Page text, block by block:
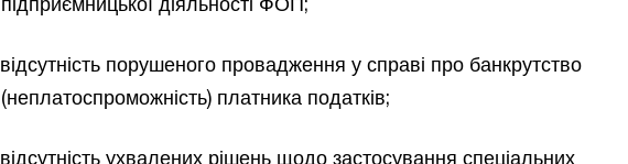
відсутність порушеного провадження у справі про банкрутство
(неплатоспроможність) платника податків;
відсутність ухвалених рішень щодо застосування спеціальних